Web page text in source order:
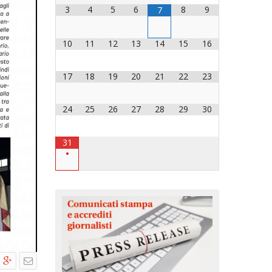
DIOCESANA
3 4 5 6 7 8 9
10 11 12 13 14 15 16
17 18 19 20 21 22 23
24 25 26 27 28 29 30
31
•